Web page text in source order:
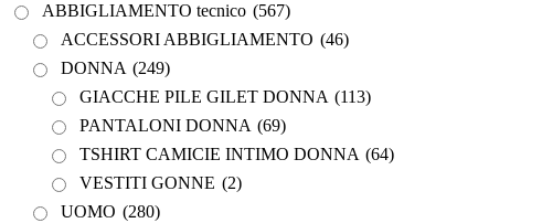
GIACCHE PILE GILET UOMO
PANTALONI UOMO(77)
TSHIRT CAMICIE INTIMO UOMO
ABBIGLIAMENTO UOMO DONNA
(0)
ACCESSORI ABBIGLIAMENTO
DONNA(0)
GIACCHE PILE GILET DONNA
varianti.
Le
opzioni
possono
essere
scelte
nella
pagina
prodotto
ABBIGLIAMENTO tecnico (567)
ACCESSORI ABBIGLIAMENTO (46)
DONNA (249)
GIACCHE PILE GILET DONNA (113)
PANTALONI DONNA (69)
TSHIRT CAMICIE INTIMO DONNA (64)
VESTITI GONNE (2)
UOMO (280)